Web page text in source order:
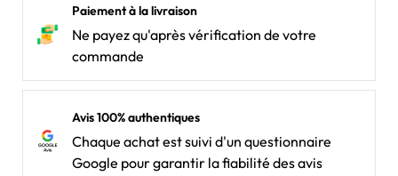
Paiement à la livraison
Ne payez qu'après vérification de votre
commande
Avis 100% authentiques
Chaque achat est suivi d'un questionnaire
Google pour garantir la fiabilité des avis